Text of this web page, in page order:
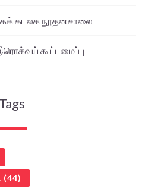
கடலக நூதனசாலை
கூட்டமைப்பு
Tags
(44)